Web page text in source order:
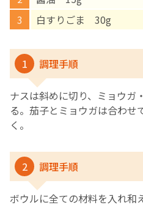
白すりごま 30g
1 調理手順
ナスは斜めに切り、ミョウガ
る。茄子とミョウガは合わせ
く。
2 調理手順
ボウルに全ての材料を入れ和